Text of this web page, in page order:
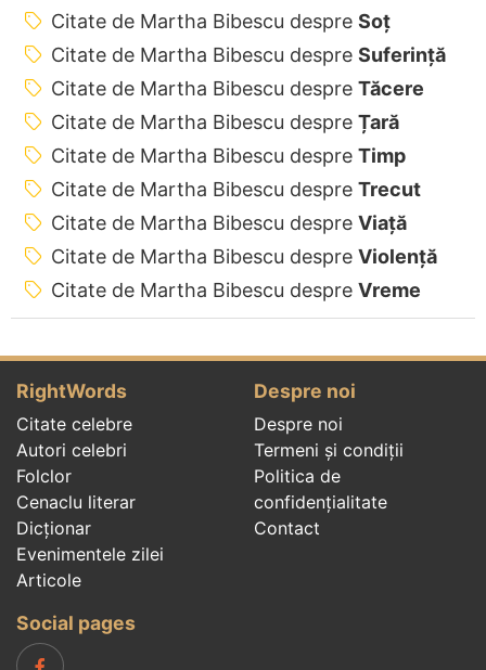
Citate de Martha Bibescu despre Soț
Citate de Martha Bibescu despre Suferință
Citate de Martha Bibescu despre Tăcere
Citate de Martha Bibescu despre Țară
Citate de Martha Bibescu despre Timp
Citate de Martha Bibescu despre Trecut
Citate de Martha Bibescu despre Viață
Citate de Martha Bibescu despre Violență
Citate de Martha Bibescu despre Vreme
RightWords
Citate celebre
Autori celebri
Folclor
Cenaclu literar
Dicționar
Evenimentele zilei
Articole
Despre noi
Despre noi
Termeni și condiții
Politica de
confidenţialitate
Contact
Social pages